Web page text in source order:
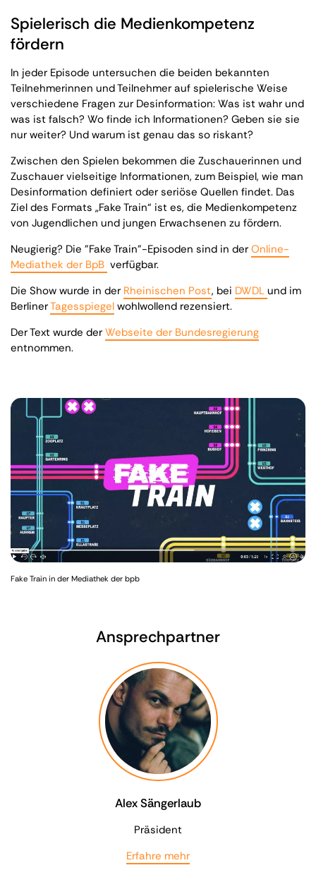
Spielerisch die Medienkompetenz
fördern
In jeder Episode untersuchen die beiden bekannten
Teilnehmerinnen und Teilnehmer auf spielerische Weise
verschiedene Fragen zur Desinformation: Was ist wahr und
was ist falsch? Wo finde ich Informationen? Geben sie sie
nur weiter? Und warum ist genau das so riskant?
Zwischen den Spielen bekommen die Zuschauerinnen und
Zuschauer vielseitige Informationen, zum Beispiel, wie man
Desinformation definiert oder seriöse Quellen findet. Das
Ziel des Formats „Fake Train“ ist es, die Medienkompetenz
von Jugendlichen und jungen Erwachsenen zu fördern.
Neugierig? Die "Fake Train"-Episoden sind in der Online-
Mediathek der BpB verfügbar.
Die Show wurde in der Rheinischen Post, bei DWDL und im
BerlinerTagesspiegel wohlwollend rezensiert.
Der Text wurde der Webseite der Bundesregierung
entnommen.
Fake Train in der Mediathek der bpb
Ansprechpartner
Alex Sängerlaub
Präsident
Erfahre mehr